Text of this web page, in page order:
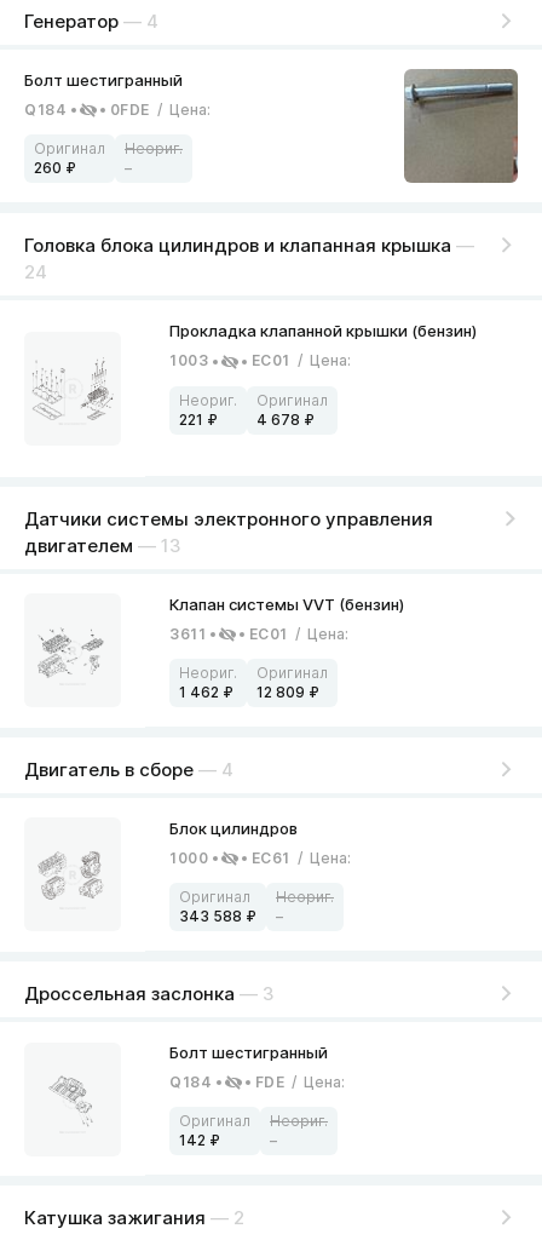
Генератор — 4
Q184 0FDE / Цена:
260 –
Головка блока цилиндров и клапанная крышка —
24
1003 EC01 / Цена:
221 4 678
Датчики системы электронного управления
двигателем — 13
3611 EC01 / Цена:
1 462 12 809
Двигатель в сборе — 4
1000 EC61 / Цена:
343 588 –
Дроссельная заслонка — 3
Q184 FDE / Цена:
142 –
Катушка зажигания — 2